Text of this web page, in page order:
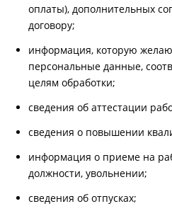
оплаты), дополнительных
договору;
информация, которую
персональные данные,
целям обработки;
сведения об аттестации
сведения о повышении
информация о приеме на
должности, увольнении;
сведения об отпусках;